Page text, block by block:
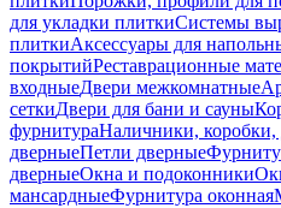
для укладки плиткиСистемы
плиткиАксессуары для
покрытийРеставрационные
входныеДвери межкомнатные
сеткиДвери для бани и сауны
фурнитураНаличники,
дверныеПетли дверные
дверныеОкна и подоконники
мансардныеФурнитура оконная